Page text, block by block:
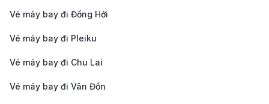
vực sân bay.
đưa đón sân bay miễn phí hoặc có phí. Bạn có thể
liên hệ với khách sạn để biết thêm chi tiết.
Vé máy bay đi Đồng Hới
Vé máy bay đi Pleiku
Vé máy bay đi Chu Lai
Vé máy bay đi Vân Đồn